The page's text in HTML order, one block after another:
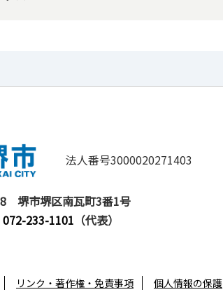
法人番号3000020271403
堺市堺区南瓦町3番1号
072-233-1101 （代表）
リンク・著作権・免責事項 個人情報の保護